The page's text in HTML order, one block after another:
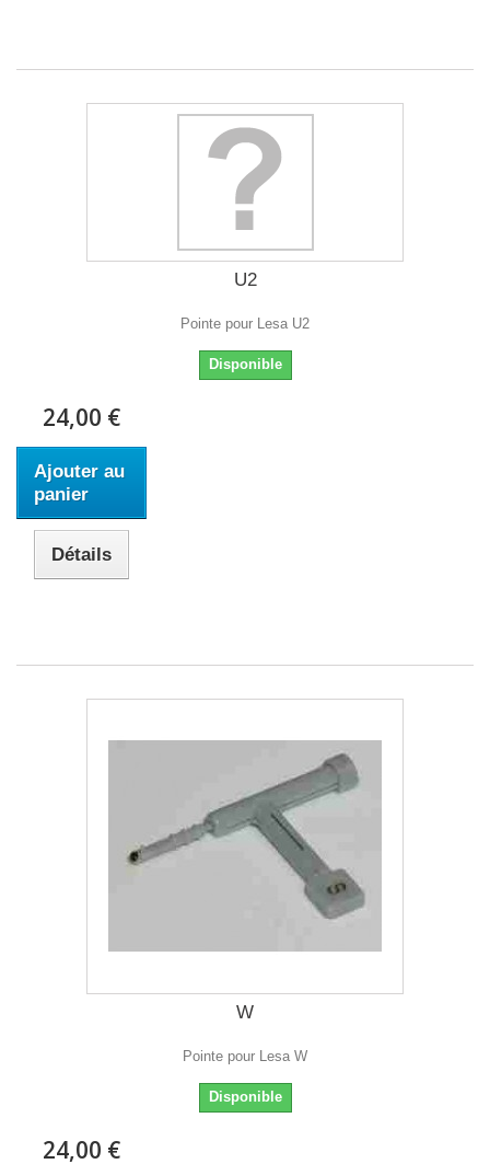
U2
Pointe pour Lesa U2
Disponible
24,00 €
Ajouter au
panier
Détails
W
Pointe pour Lesa W
Disponible
24,00 €